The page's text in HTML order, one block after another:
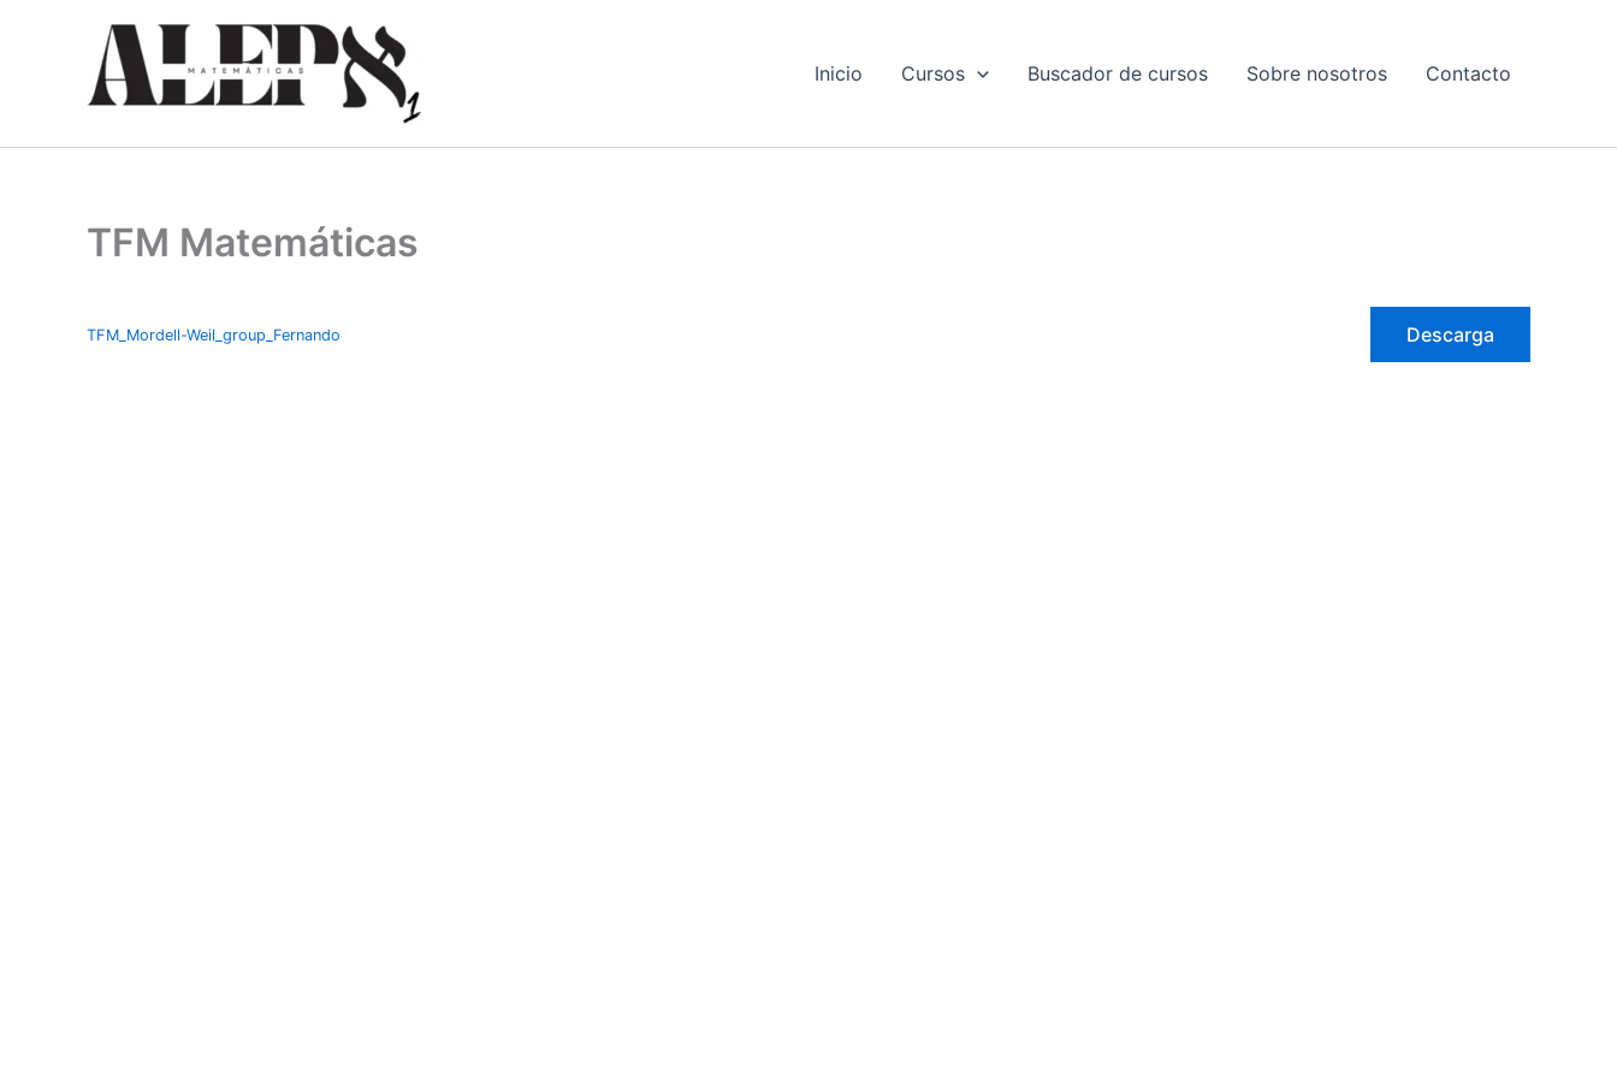
Inicio Cursos Buscador de cursos Sobre nosotros Contacto
TFM Matemáticas
TFM_Mordell-Weil_group_Fernando Descarga